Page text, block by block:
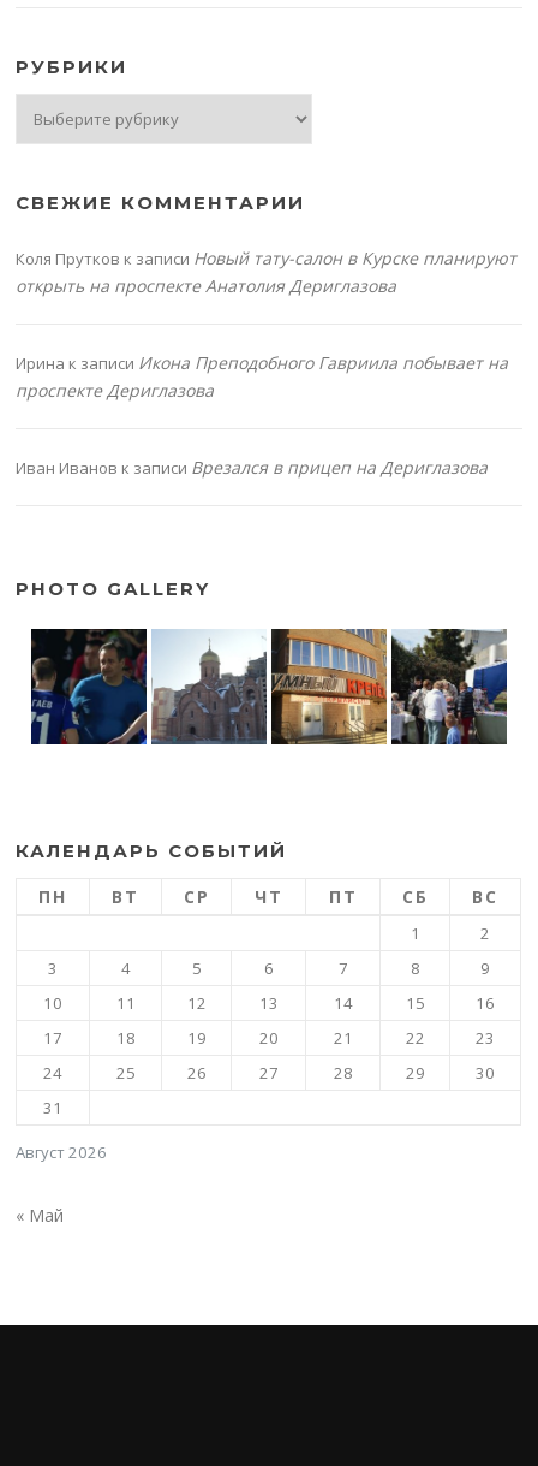
РУБРИКИ
СВЕЖИЕ КОММЕНТАРИИ
Коля Прутков к записи Новый тату-салон в Курске планируют
открыть на проспекте Анатолия Дериглазова
Ирина к записи Икона Преподобного Гавриила побывает на
проспекте Дериглазова
Иван Иванов к записи Врезался в прицеп на Дериглазова
PHOTO GALLERY
КАЛЕНДАРЬ СОБЫТИЙ
Август 2026
ПН ВТ СР ЧТ ПТ СБ ВС
1
2
3
4 5 6 7 8
9
10
11 12 13 14 15
16
17
18 19 20 21 22
23
24
25 26 27 28 29
30
31
« Май